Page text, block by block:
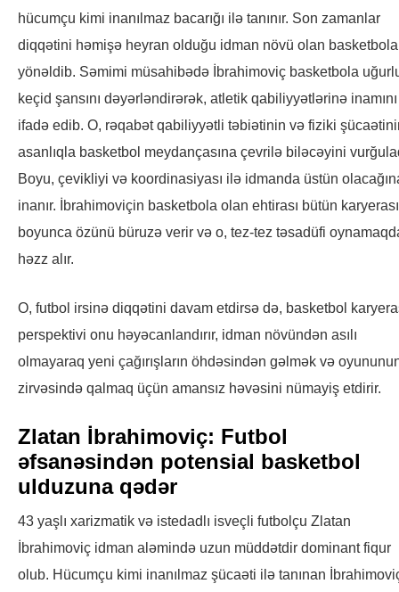
hücumçu kimi inanılmaz bacarığı ilə tanınır. Son zamanlar
diqqətini həmişə heyran olduğu idman növü olan basketbola
yönəldib. Səmimi müsahibədə İbrahimoviç basketbola
keçid şansını dəyərləndirərək, atletik qabiliyyətlərinə inamını
ifadə edib. O, rəqabət qabiliyyətli təbiətinin və fiziki
asanlıqla basketbol meydançasına çevrilə biləcəyini
Boyu, çevikliyi və koordinasiyası ilə idmanda üstün
inanır. İbrahimoviçin basketbola olan ehtirası bütün karyerası
boyunca özünü büruzə verir və o, tez-tez təsadüfi
həzz alır.
O, futbol irsinə diqqətini davam etdirsə də, basketbol
perspektivi onu həyəcanlandırır, idman növündən asılı
olmayaraq yeni çağırışların öhdəsindən gəlmək və
zirvəsində qalmaq üçün amansız həvəsini nümayiş etdirir.
Zlatan İbrahimoviç: Futbol
əfsanəsindən potensial basketbol
ulduzuna qədər
43 yaşlı xarizmatik və istedadlı isveçli futbolçu Zlatan
İbrahimoviç idman aləmində uzun müddətdir dominant fiqur
olub. Hücumçu kimi inanılmaz şücaəti ilə tanınan